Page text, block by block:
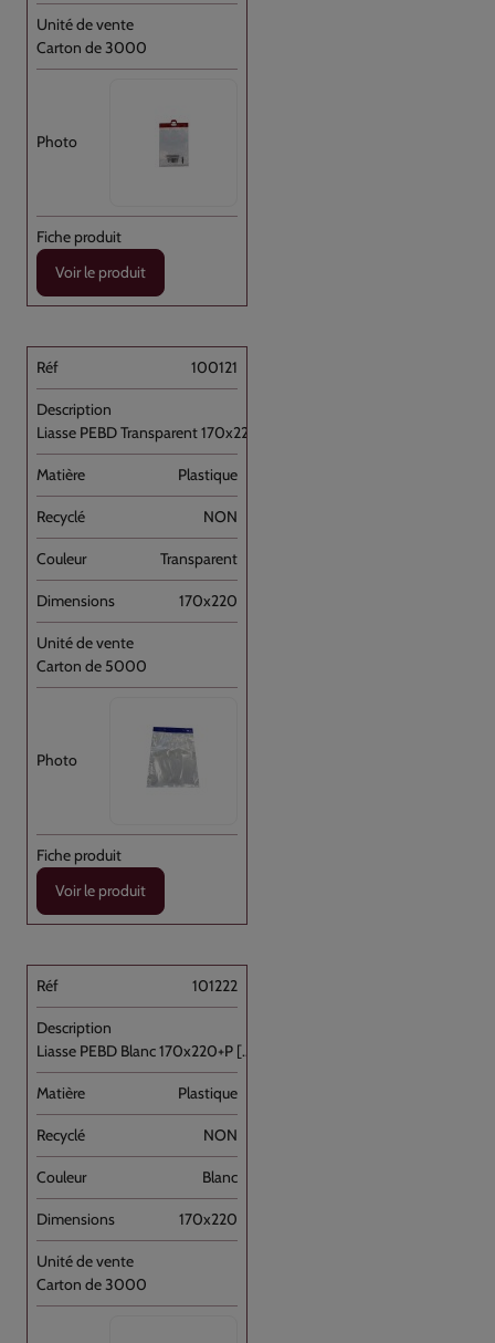
Carton de 3000
Voir le produit
100121
Liasse PEBD Transparent 170x220+P [...]
Plastique
NON
Transparent
170x220
Carton de 5000
Voir le produit
101222
Liasse PEBD Blanc 170x220+P [...]
Plastique
NON
Blanc
170x220
Carton de 3000